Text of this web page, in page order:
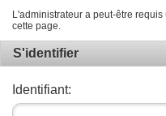
L'administrateur a peut-être requis
cette page.
S'identifier
Identifiant: